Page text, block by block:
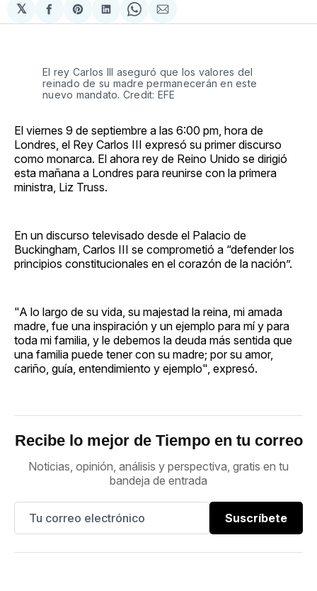
𝕏
Compartir
en
Share
on
Compartir
en
Share
on
Compartir
via
El rey Carlos III aseguró que los valores del
reinado de su madre permanecerán en este
nuevo mandato. Credit: EFE
El viernes 9 de septiembre a las 6:00 pm, hora de
Londres, el Rey Carlos III expresó su primer discurso
como monarca. El ahora rey de Reino Unido se dirigió
esta mañana a Londres para reunirse con la primera
ministra, Liz Truss.
En un discurso televisado desde el Palacio de
Buckingham, Carlos III se comprometió a “defender los
principios constitucionales en el corazón de la nación”.
"A lo largo de su vida, su majestad la reina, mi amada
madre, fue una inspiración y un ejemplo para mí y para
toda mi familia, y le debemos la deuda más sentida que
una familia puede tener con su madre; por su amor,
cariño, guía, entendimiento y ejemplo", expresó.
Recibe lo mejor de Tiempo en tu correo
Noticias, opinión, análisis y perspectiva, gratis en tu
bandeja de entrada
Suscríbete